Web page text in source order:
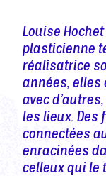
Louise
plasticienne
réalisatrice
années, elles
avec
les lieux. Des
connectées
enracinées
celleux qui le